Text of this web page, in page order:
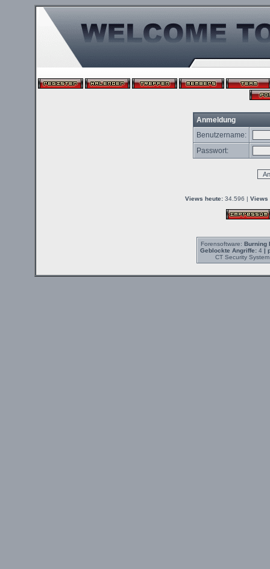
Anmeldung
Benutzername:
Passwort:
Views heute: 34.596 | Views
Forensoftware: Burning
Geblockte Angriffe:4 |
CT Security